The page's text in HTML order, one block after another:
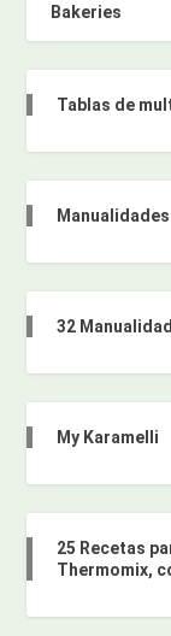
Bakeries
Tablas de
32
My Karamelli
25 Recetas
Thermomix,